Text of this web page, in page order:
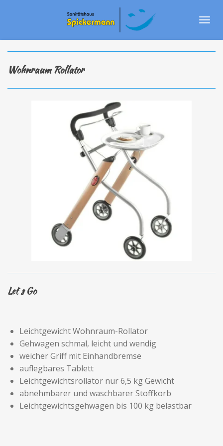
Wohnraum Rollator
Let`s Go
Leichtgewicht Wohnraum-Rollator
Gehwagen schmal, leicht und wendig
weicher Griff mit Einhandbremse
auflegbares Tablett
Leichtgewichtsrollator nur 6,5 kg Gewicht
abnehmbarer und waschbarer Stoffkorb
Leichtgewichtsgehwagen bis 100 kg belastbar